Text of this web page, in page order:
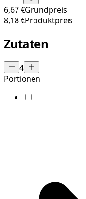
6,67 €Grundpreis
8,18 €Produktpreis
Zutaten
4
Portionen